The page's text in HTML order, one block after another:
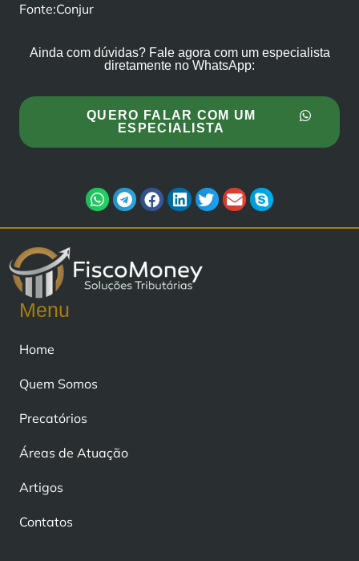
Fonte:Conjur
Ainda com dúvidas? Fale agora com um especialista
diretamente no WhatsApp:
QUERO FALAR COM UM
ESPECIALISTA
Menu
Home
Quem Somos
Precatórios
Áreas de Atuação
Artigos
Contatos